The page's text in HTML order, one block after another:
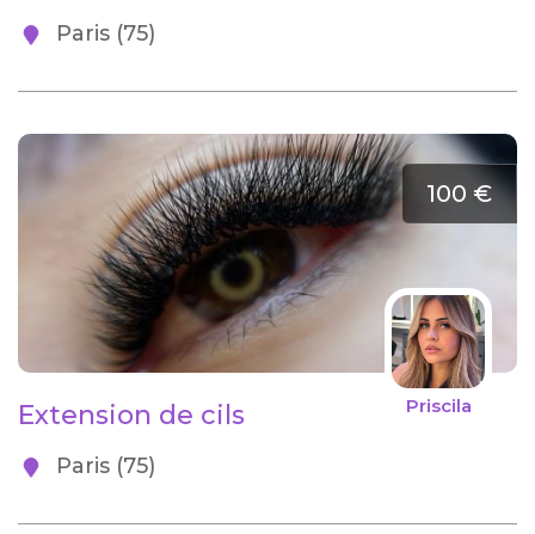
Paris (75)
100 €
Priscila
Extension de cils
Paris (75)